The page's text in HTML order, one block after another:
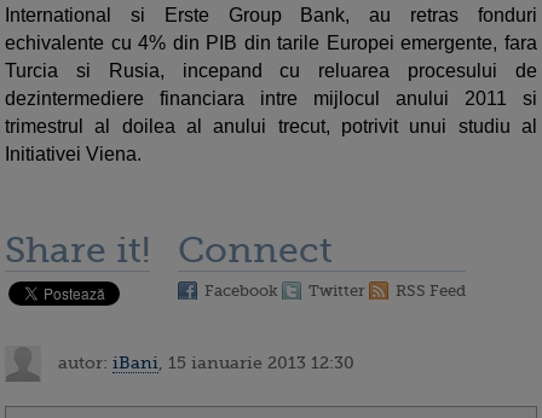
International si Erste Group Bank, au retras fonduri
echivalente cu 4% din PIB din tarile Europei emergente, fara
Turcia si Rusia, incepand cu reluarea procesului de
dezintermediere financiara intre mijlocul anului 2011 si
trimestrul al doilea al anului trecut, potrivit unui studiu al
Initiativei Viena.
Share it! Connect
Facebook Twitter RSS Feed
autor: iBani , 15 ianuarie 2013 12:30